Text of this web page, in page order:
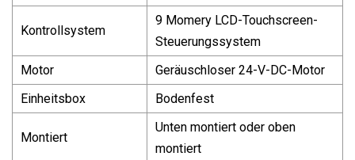
Kontrollsystem
9 Momery LCD-Touchscreen-
Steuerungssystem
Motor
Geräuschloser 24-V-DC-Motor
Einheitsbox
Bodenfest
Montiert
Unten montiert oder oben
montiert